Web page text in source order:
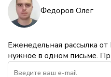
Фёдоров Олег
Еженедельная рассылка
нужное в одном письме.